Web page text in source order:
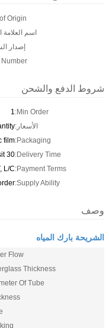
Origin:
اسم العلامة
إصدار
شروط الدفع والشحن
Min Order:
1
الأسعار:
Packaging:
film
Delivery Time:
30 days after received deposit
Payment Terms:
L/C
Supply Ability:
وصف
الشريحة بارك المياه
Flow:
Thickness:
Of Tube: